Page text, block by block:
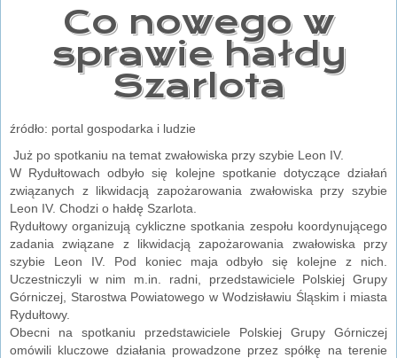
Co nowego w
sprawie hałdy
Szarlota
źródło: portal gospodarka i ludzie
Już po spotkaniu na temat zwałowiska przy szybie Leon IV.
W Rydułtowach odbyło się kolejne spotkanie dotyczące działań
związanych z likwidacją zapożarowania zwałowiska przy szybie
Leon IV. Chodzi o hałdę Szarlota.
Rydułtowy organizują cykliczne spotkania zespołu koordynującego
zadania związane z likwidacją zapożarowania zwałowiska przy
szybie Leon IV. Pod koniec maja odbyło się kolejne z nich.
Uczestniczyli w nim m.in. radni, przedstawiciele Polskiej Grupy
Górniczej, Starostwa Powiatowego w Wodzisławiu Śląskim i miasta
Rydułtowy.
Obecni na spotkaniu przedstawiciele Polskiej Grupy Górniczej
omówili kluczowe działania prowadzone przez spółkę na terenie